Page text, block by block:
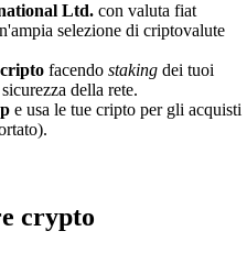
Ltd. con valuta fiat
selezione di criptovalute
facendo staking dei tuoi
della rete.
e usa le tue cripto per gli acquisti
crypto